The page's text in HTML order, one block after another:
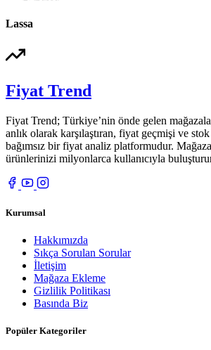
Lassa
Fiyat Trend
Fiyat Trend; Türkiye’nin önde gelen
anlık olarak karşılaştıran, fiyat geçmişi ve
bağımsız bir fiyat analiz platformudur.
ürünlerinizi milyonlarca kullanıcıyla
Kurumsal
Hakkımızda
Sıkça Sorulan Sorular
İletişim
Mağaza Ekleme
Gizlilik Politikası
Basında Biz
Popüler Kategoriler